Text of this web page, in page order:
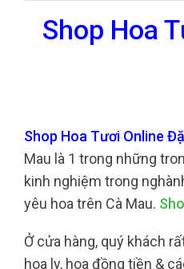
Shop Hoa
Shop Hoa Tươi Online
Mau là 1 trong những
kinh nghiệm trong
yêu hoa trên Cà Mau.
Ở cửa hàng, quý khách
hoa ly, hoa đồng tiền &